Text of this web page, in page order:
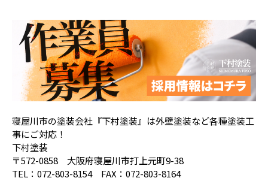
寝屋川市の塗装会社『下村塗装』は外壁塗装など各種塗装工
事にご対応！
下村塗装
〒572-0858 大阪府寝屋川市打上元町9-38
TEL：072-803-8154 FAX：072-803-8164